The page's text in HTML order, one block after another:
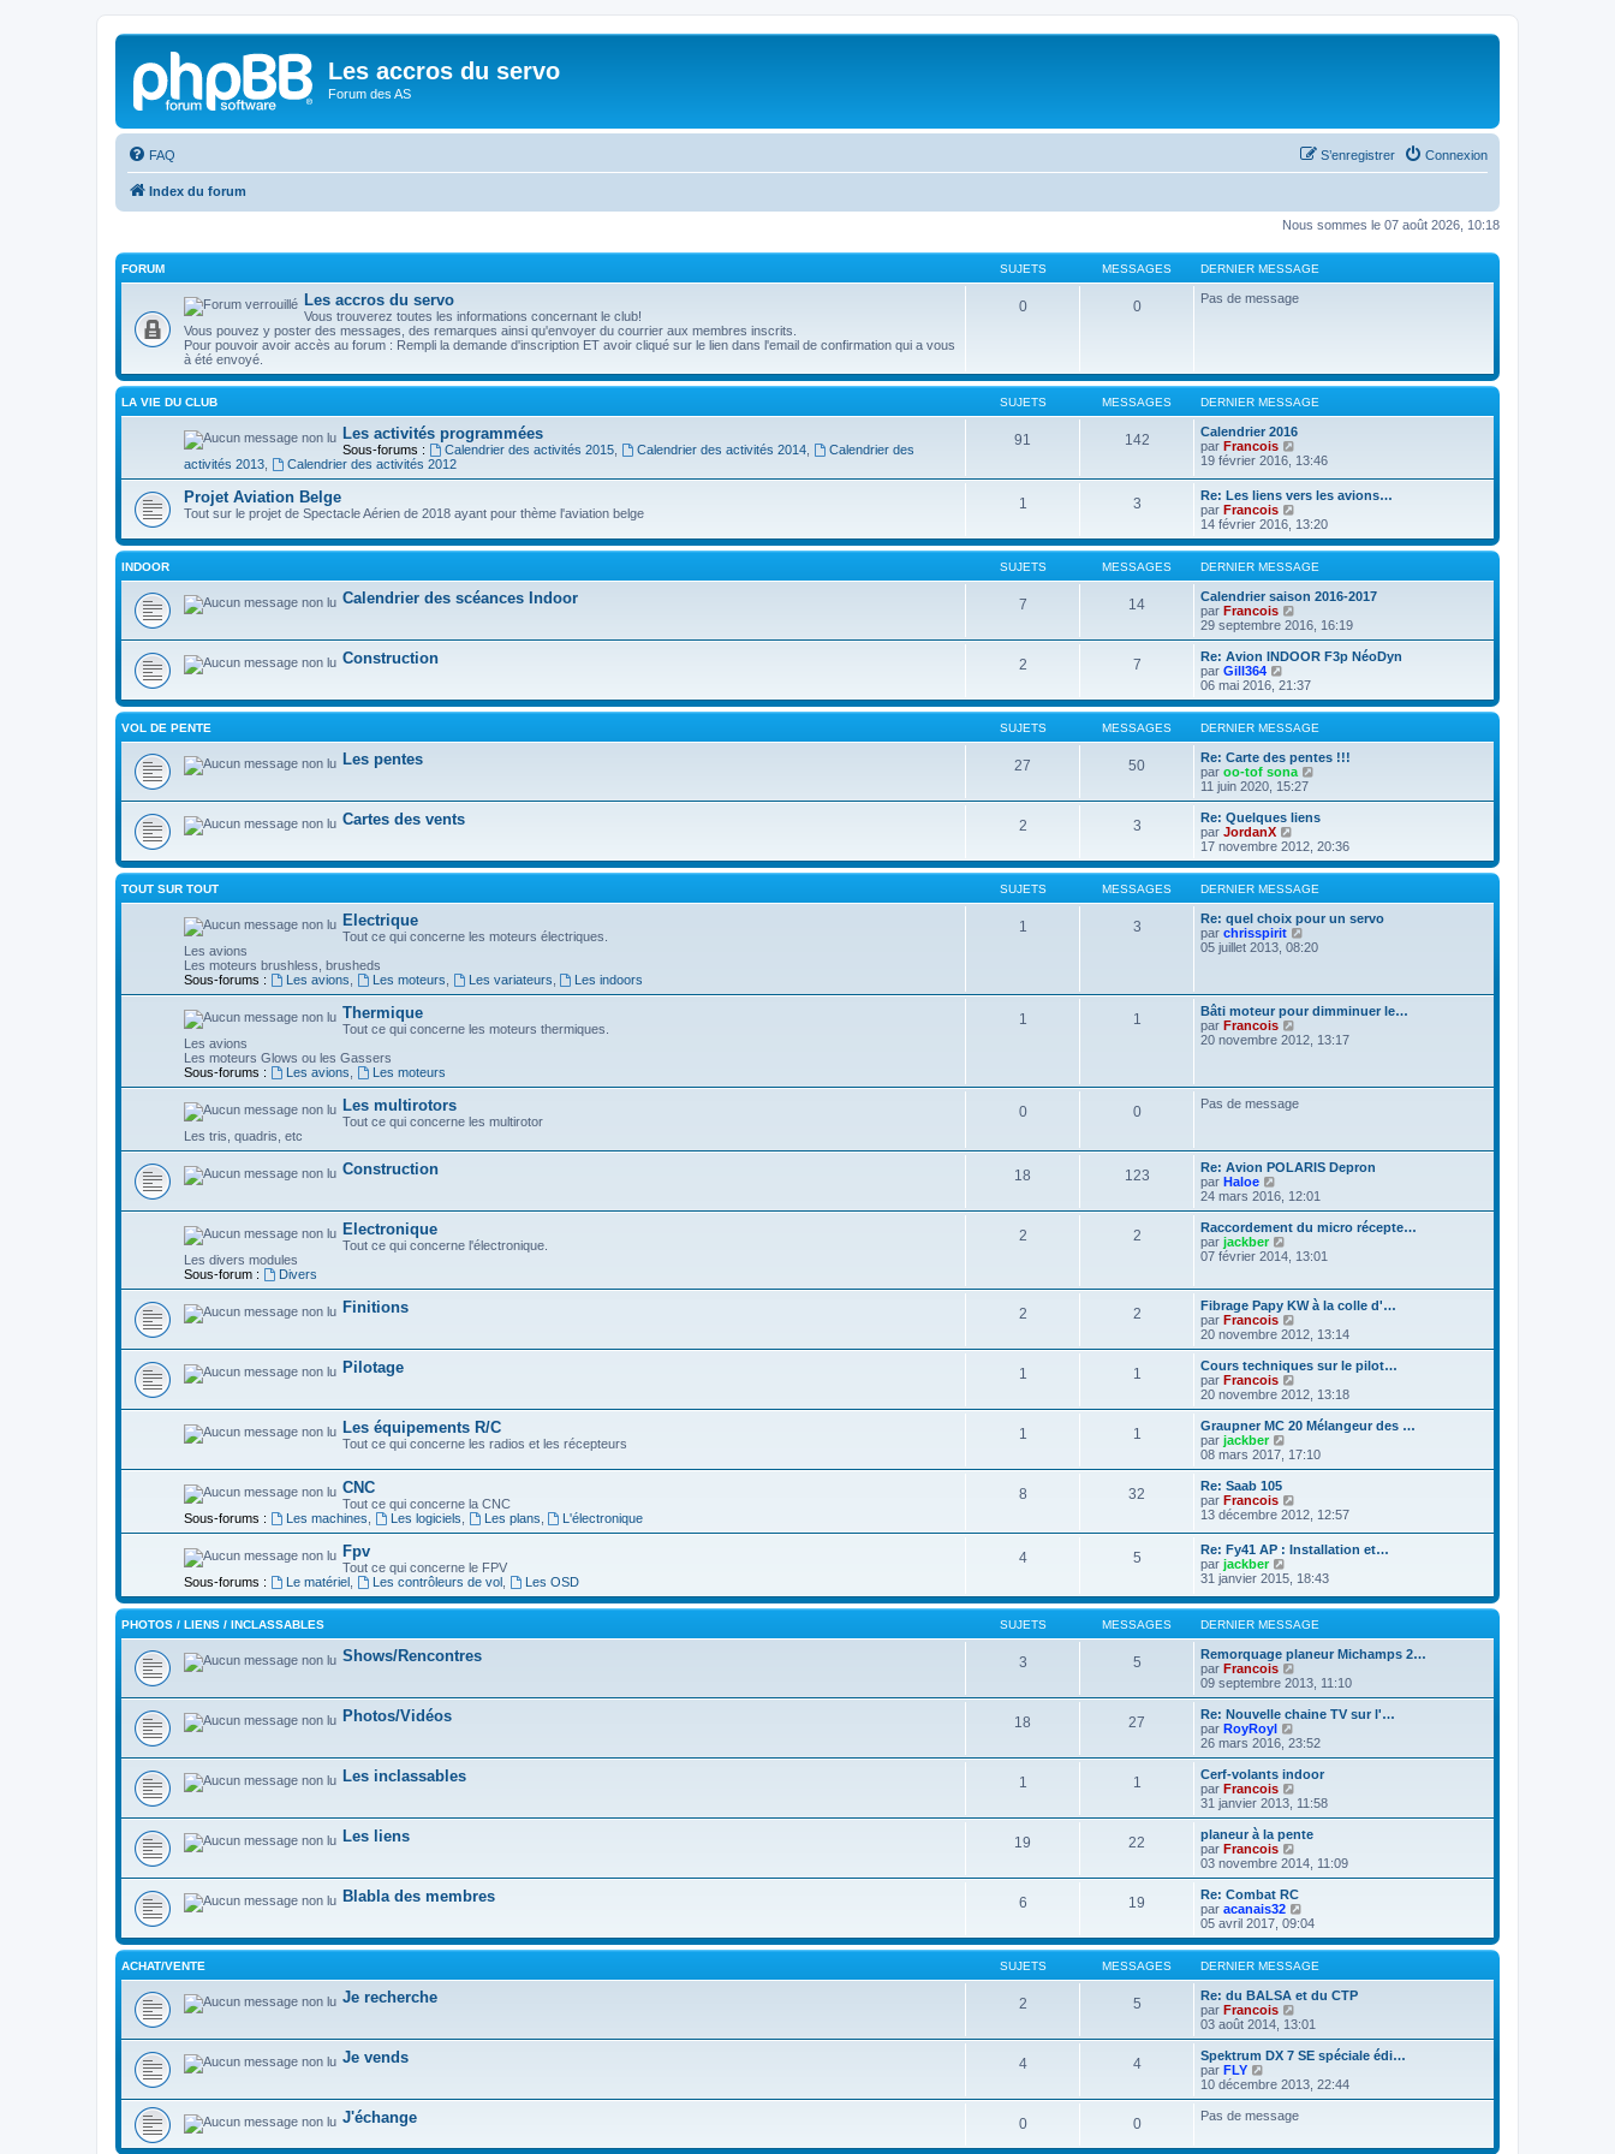
Les accros du servo
Forum des AS
FAQ Connexion
S’enregistrer
Index du forum
Nous sommes le 07 août 2026, 10:18
FORUM SUJETS MESSAGES DERNIER MESSAGE
Les accros du servo
Vous trouverez toutes les informations concernant le club!
Vous pouvez y poster des messages, des remarques ainsi qu'envoyer du courrier aux membres inscrits.
Pour pouvoir avoir accès au forum : Rempli la demande d'inscription ET avoir cliqué sur le lien dans l'email de confirmation qui a vous
à été envoyé.
0 0 Pas de message
LA VIE DU CLUB SUJETS MESSAGES DERNIER MESSAGE
Les activités programmées
Sous-forums : Calendrier des activités 2015, Calendrier des activités 2014,
Calendrier des
activités 2013
Calendrier des activités 2012
91 142
Calendrier 2016
par Francois
o
l
e
d
e
r
n
e
r
m
e
s
a
g
19 février 2016, 13:46
Projet Aviation Belge
Tout sur le projet de Spectacle Aérien de 2018 ayant pour thème l'aviation belge
1 3
Re: Les liens vers les avions…
par Francois
o
i
r
l
e
d
r
n
i
r
e
s
s
a
g
e
14 février 2016, 13:20
INDOOR SUJETS MESSAGES DERNIER MESSAGE
Calendrier des scéances Indoor 7 14
Calendrier saison 2016-2017
par Francois
o
i
r
e
e
r
n
i
e
r
e
s
s
a
g
e
29 septembre 2016, 16:19
Construction 2 7
Re: Avion INDOOR F3p NéoDyn
par Gill364
o
i
r
l
e
d
e
r
n
i
e
r
e
s
s
a
g
e
06 mai 2016, 21:37
VOL DE PENTE SUJETS MESSAGES DERNIER MESSAGE
Les pentes 27 50
Re: Carte des pentes !!!
par oo-tof sona
i
r
e
e
r
n
i
r
s
a
e
11 juin 2020, 15:27
Cartes des vents 2 3
Re: Quelques liens
par JordanX
o
i
r
l
e
d
e
r
m
e
s
g
e
17 novembre 2012, 20:36
TOUT SUR TOUT SUJETS MESSAGES DERNIER MESSAGE
Electrique
Tout ce qui concerne les moteurs électriques.
Les avions
Les moteurs brushless, brusheds
Sous-forums :
Les avions Les moteurs Les variateurs Les indoors
1 3
Re: quel choix pour un servo
par chrisspirit
o
d
e
r
e
s
s
a
g
e
05 juillet 2013, 08:20
Thermique
Tout ce qui concerne les moteurs thermiques.
Les avions
Les moteurs Glows ou les Gassers
Sous-forums :
Les avions Les moteurs
1 1
Bâti moteur pour dimminuer le…
par Francois
o
d
n
i
r
m
e
s
e
20 novembre 2012, 13:17
Les multirotors
Tout ce qui concerne les multirotor
Les tris, quadris, etc
0 0 Pas de message
Construction 18 123
Re: Avion POLARIS Depron
par Haloe
o
i
r
l
e
r
n
i
e
r
m
e
s
s
a
g
e
24 mars 2016, 12:01
Electronique
Tout ce qui concerne l'électronique.
Les divers modules
Sous-forum :
Divers
2 2
Raccordement du micro récepte…
par jackber
o
l
e
d
e
r
n
i
e
r
m
s
s
g
e
07 février 2014, 13:01
Finitions 2 2
Fibrage Papy KW à la colle d'…
par Francois
o
i
r
e
e
r
n
i
e
s
s
g
20 novembre 2012, 13:14
Pilotage 1 1
Cours techniques sur le pilot…
par Francois
o
i
r
e
n
i
e
r
e
s
s
a
g
e
20 novembre 2012, 13:18
Les équipements R/C
Tout ce qui concerne les radios et les récepteurs
1 1
Graupner MC 20 Mélangeur des …
par jackber
o
i
l
e
r
i
e
r
m
e
s
s
a
g
e
08 mars 2017, 17:10
CNC
Tout ce qui concerne la CNC
Sous-forums :
Les machines Les logiciels Les plans L'électronique
8 32
Re: Saab 105
par Francois
o
l
e
d
e
r
n
i
e
m
e
s
a
g
e
13 décembre 2012, 12:57
Fpv
Tout ce qui concerne le FPV
Sous-forums :
Le matériel, Les contrôleurs de vol, Les OSD
4 5
Re: Fy41 AP : Installation et…
par jackber
o
r
l
d
e
r
n
e
r
m
e
s
s
a
g
e
31 janvier 2015, 18:43
PHOTOS / LIENS / INCLASSABLES SUJETS MESSAGES DERNIER MESSAGE
Shows/Rencontres 3 5
Remorquage planeur Michamps 2…
par Francois
o
i
r
e
e
r
n
i
r
e
s
s
a
g
e
09 septembre 2013, 11:10
Photos/Vidéos 18 27
Re: Nouvelle chaine TV sur l'…
par RoyRoyl
o
i
r
e
r
n
i
r
m
e
s
a
e
26 mars 2016, 23:52
Les inclassables 1 1
Cerf-volants indoor
par Francois
o
i
r
e
e
r
n
i
e
r
m
s
s
a
e
31 janvier 2013, 11:58
Les liens 19 22
planeur à la pente
par Francois
o
i
r
l
e
e
r
n
i
r
e
s
s
a
e
03 novembre 2014, 11:09
Blabla des membres 6 19
Re: Combat RC
par acanais32
o
i
r
l
e
d
r
n
i
r
m
05 avril 2017, 09:04
ACHAT/VENTE SUJETS MESSAGES DERNIER MESSAGE
Je recherche 2 5
Re: du BALSA et du CTP
par Francois
o
i
r
e
r
03 août 2014, 13:01
Je vends 4 4
Spektrum DX 7 SE spéciale édi…
par FLY
o
i
r
10 décembre 2013, 22:44
J'échange 0 0 Pas de message